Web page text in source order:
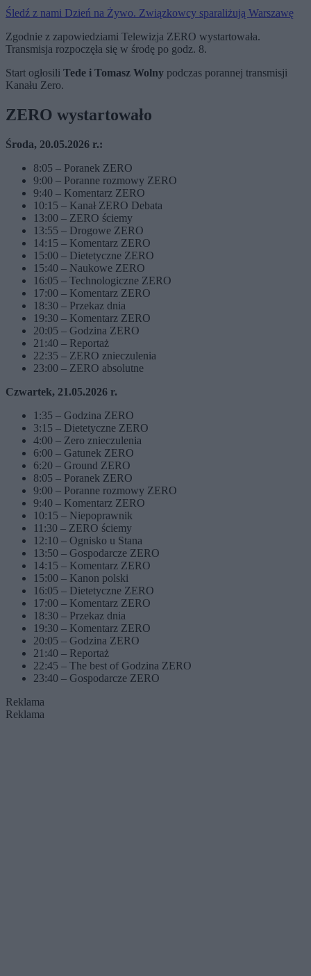
Śledź z nami Dzień na Żywo. Związkowcy sparaliżują Warszawę
Zgodnie z zapowiedziami Telewizja ZERO wystartowała.
Transmisja rozpoczęła się w środę po godz. 8.
Start ogłosili Tede i Tomasz Wolny podczas porannej transmisji
Kanału Zero.
ZERO wystartowało
Środa, 20.05.2026 r.:
8:05 – Poranek ZERO
9:00 – Poranne rozmowy ZERO
9:40 – Komentarz ZERO
10:15 – Kanał ZERO Debata
13:00 – ZERO ściemy
13:55 – Drogowe ZERO
14:15 – Komentarz ZERO
15:00 – Dietetyczne ZERO
15:40 – Naukowe ZERO
16:05 – Technologiczne ZERO
17:00 – Komentarz ZERO
18:30 – Przekaz dnia
19:30 – Komentarz ZERO
20:05 – Godzina ZERO
21:40 – Reportaż
22:35 – ZERO znieczulenia
23:00 – ZERO absolutne
Czwartek, 21.05.2026 r.
1:35 – Godzina ZERO
3:15 – Dietetyczne ZERO
4:00 – Zero znieczulenia
6:00 – Gatunek ZERO
6:20 – Ground ZERO
8:05 – Poranek ZERO
9:00 – Poranne rozmowy ZERO
9:40 – Komentarz ZERO
10:15 – Niepoprawnik
11:30 – ZERO ściemy
12:10 – Ognisko u Stana
13:50 – Gospodarcze ZERO
14:15 – Komentarz ZERO
15:00 – Kanon polski
16:05 – Dietetyczne ZERO
17:00 – Komentarz ZERO
18:30 – Przekaz dnia
19:30 – Komentarz ZERO
20:05 – Godzina ZERO
21:40 – Reportaż
22:45 – The best of Godzina ZERO
23:40 – Gospodarcze ZERO
Reklama
Reklama